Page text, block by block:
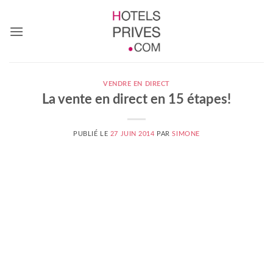
contenu
VENDRE EN DIRECT
La vente en direct en 15 étapes!
PUBLIÉ LE 27 JUIN 2014 PARSIMONE